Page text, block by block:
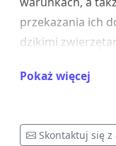
przekazania ich
dzikimi
również pozwoli
nutrii, wierzymy,
Pokaż więcej
Skontaktuj się